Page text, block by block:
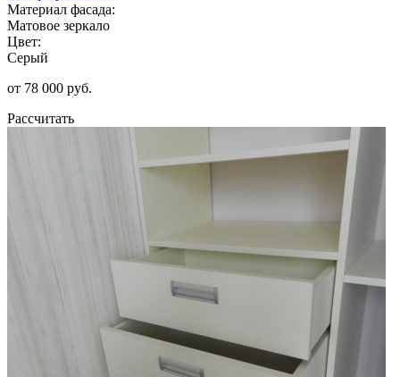
Материал фасада:
Матовое зеркало
Цвет:
Серый
от 78 000 руб.
Рассчитать